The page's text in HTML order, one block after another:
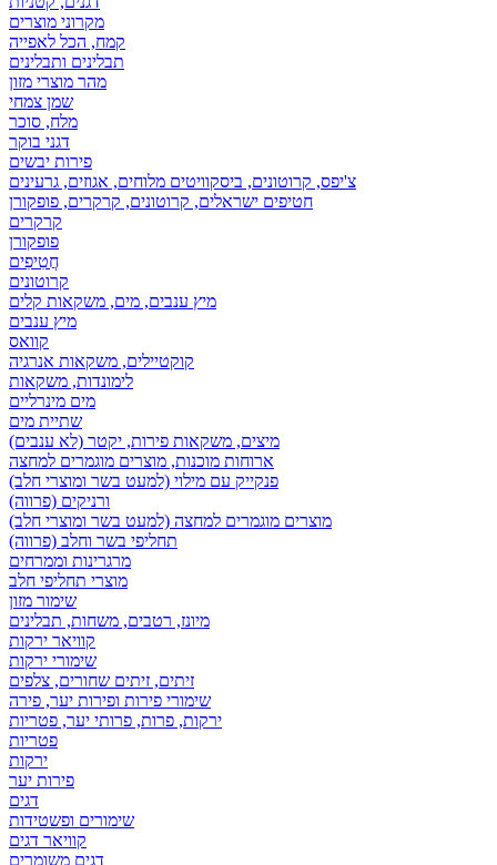
מקרוני מוצרים
קמח, הכל לאפייה
תבלינים ותבלינים
מהר מוצרי מזון
שמן צמחי
מלח, סוכר
דגני בוקר
פירות יבשים
צ'יפס, קרוטונים, ביסקוויטים מלוחים, אגוזים, גרעינים
חטיפים ישראלים, קרוטונים, קרקרים, פופקורן
קרקרים
פופקורן
חֲטִיפִים
קרוטונים
מיץ ענבים, מים, משקאות קלים
מיץ ענבים
קוואס
קוקטיילים, משקאות אנרגיה
לימונדות, משקאות
מים מינרליים
שתיית מים
מיצים, משקאות פירות, יקטר (לא ענבים)
ארוחות מוכנות, מוצרים מוגמרים למחצה
פנקייק עם מילוי (למעט בשר ומוצרי חלב)
ורניקים (פרווה)
מוצרים מוגמרים למחצה (למעט בשר ומוצרי חלב)
תחליפי בשר וחלב (פרווה)
מרגרינות וממרחים
מוצרי תחליפי חלב
שימור מזון
מיונז, רטבים, משחות, תבלינים
קוויאר ירקות
שימורי ירקות
זיתים, זיתים שחורים, צלפים
שימורי פירות ופירות יער, פירה
ירקות, פרות, פרותי יער, פטריות
פטריות
ירקות
פירות יער
דגים
שימורים ופשטידות
קוויאר דגים
דגים משומרים